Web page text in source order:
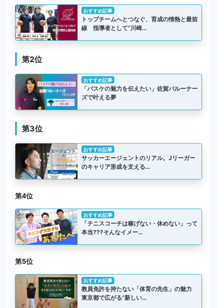
おすすめ記事
トップチームへとつなぐ、育成の情熱と最前
線 指導者として“川崎…
第2位
おすすめ記事
「バスケの魅力を伝えたい」佐賀バルーナー
ズで叶える夢
第3位
おすすめ記事
サッカーエージェントのリアル。Jリーガー
のキャリア形成を支える…
第4位
おすすめ記事
「テニスコーチは稼げない・休めない」って
本当???そんなイメー…
第5位
おすすめ記事
教員免許を持たない「体育の先生」の魅力
東京都で広がる“新しい…